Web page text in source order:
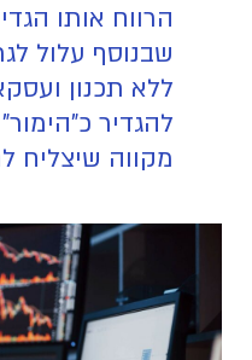
הרווח אותו
שבנוסף עלול
ללא תכנון
להגדיר
מקווה שיצליח